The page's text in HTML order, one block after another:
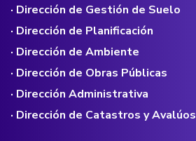
· Dirección de Gestión de Suelo
· Dirección de Planificación
· Dirección de Ambiente
· Dirección de Obras Públicas
· Dirección Administrativa
· Dirección de Catastros y Avalúos